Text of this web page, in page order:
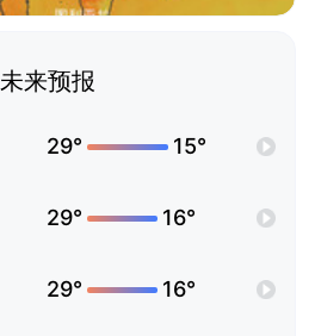
未来预报
29° 15°
29° 16°
29° 16°